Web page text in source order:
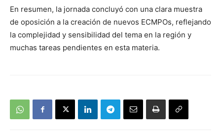
En resumen, la jornada concluyó con una clara muestra
de oposición a la creación de nuevos ECMPOs, reflejando
la complejidad y sensibilidad del tema en la región y
muchas tareas pendientes en esta materia.